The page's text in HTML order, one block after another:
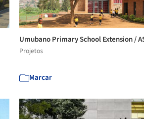
Umubano Primary School Extension /
Projetos
Marcar